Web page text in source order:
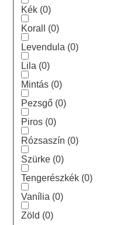
Kék (0)
Korall (0)
Levendula (0)
Lila (0)
Mintás (0)
Pezsgő (0)
Piros (0)
Rózsaszín (0)
Szürke (0)
Tengerészkék (0)
Vanília (0)
Zöld (0)